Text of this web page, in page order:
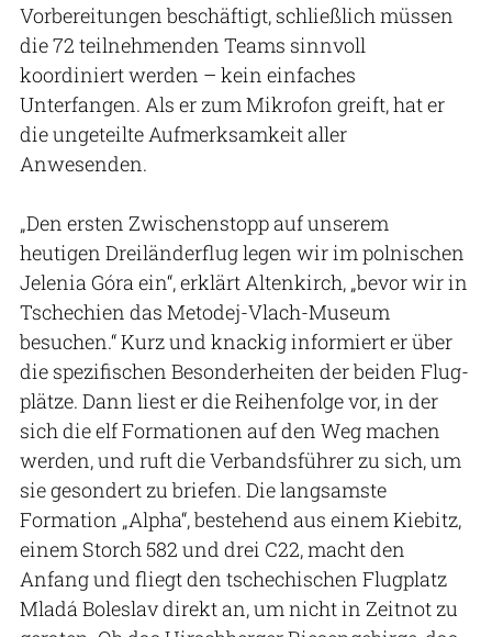
Vorbereitungen beschäftigt, schließlich müssen
die 72 teilnehmenden Teams sinnvoll
koordiniert werden – kein einfaches
Unterfangen. Als er zum Mikrofon greift, hat er
die ungeteilte Aufmerksamkeit aller
Anwesenden.
„Den ersten Zwischenstopp auf unserem
heutigen Dreiländerflug legen wir im polnischen
Jelenia Góra ein“, erklärt Altenkirch, „bevor wir in
Tschechien das Metodej-Vlach-Museum
besuchen.“ Kurz und knackig informiert er über
die spezifischen Besonderheiten der beiden Flug-
plätze. Dann liest er die Reihenfolge vor, in der
sich die elf Formationen auf den Weg machen
werden, und ruft die Verbandsführer zu sich, um
sie gesondert zu briefen. Die langsamste
Formation „Alpha“, bestehend aus einem Kiebitz,
einem Storch 582 und drei C22, macht den
Anfang und fliegt den tschechischen Flugplatz
Mladá Boleslav direkt an, um nicht in Zeitnot zu